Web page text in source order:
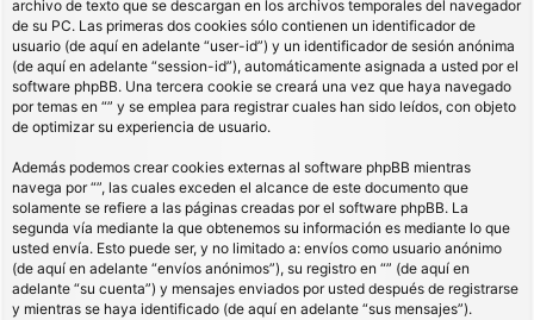
archivo de texto que se descargan en los archivos temporales del navegador
de su PC. Las primeras dos cookies sólo contienen un identificador de
usuario (de aquí en adelante “user-id”) y un identificador de sesión anónima
(de aquí en adelante “session-id”), automáticamente asignada a usted por el
software phpBB. Una tercera cookie se creará una vez que haya navegado
por temas en “” y se emplea para registrar cuales han sido leídos, con objeto
de optimizar su experiencia de usuario.
Además podemos crear cookies externas al software phpBB mientras
navega por “”, las cuales exceden el alcance de este documento que
solamente se refiere a las páginas creadas por el software phpBB. La
segunda vía mediante la que obtenemos su información es mediante lo que
usted envía. Esto puede ser, y no limitado a: envíos como usuario anónimo
(de aquí en adelante “envíos anónimos”), su registro en “” (de aquí en
adelante “su cuenta”) y mensajes enviados por usted después de registrarse
y mientras se haya identificado (de aquí en adelante “sus mensajes”).